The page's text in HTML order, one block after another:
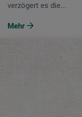
verzögert es die...
Mehr